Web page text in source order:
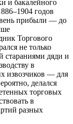
и бакалейного
годов
прибыли — до
Торгового
не только
стараниями дяди и
в
извозчиков — для
делался
торговых
в
разных